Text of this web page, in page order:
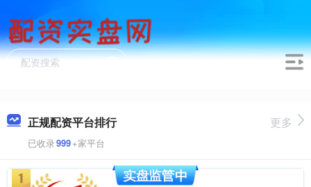
正规配资平台排行
已收录999+家平台
更多